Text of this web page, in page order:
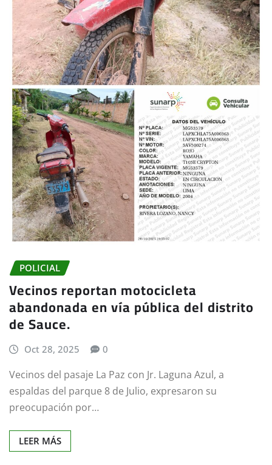
POLICIAL
Vecinos reportan motocicleta
abandonada en vía pública del distrito
de Sauce.
Oct 28, 2025 0
Vecinos del pasaje La Paz con Jr. Laguna Azul, a
espaldas del parque 8 de Julio, expresaron su
preocupación por…
LEER MÁS